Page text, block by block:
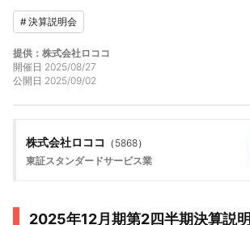
#決算説明会
提供：株式会社ロココ
開催日 2025/08/27
公開日 2025/09/02
株式会社ロココ （ 5868）
東証スタンダードサービス業
2025年12月期第2四半期決算説明